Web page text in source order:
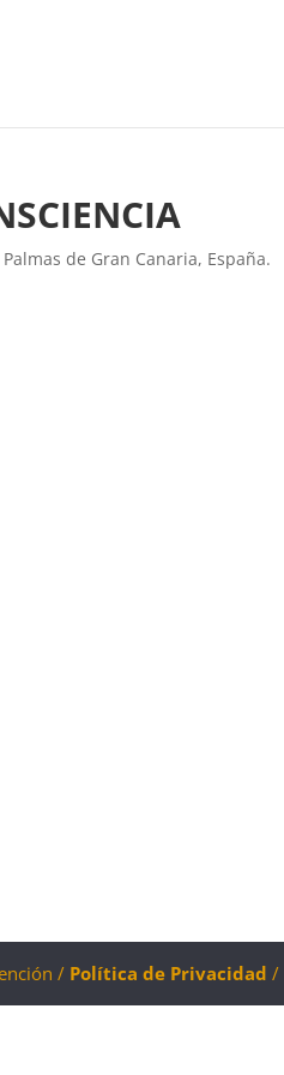
de Gran Canaria, España.
/ Política de Privacidad /